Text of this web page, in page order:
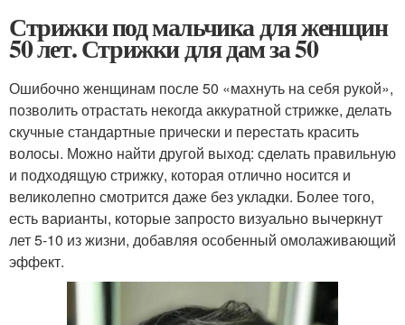
Стрижки под мальчика для женщин
50 лет. Стрижки для дам за 50
Ошибочно женщинам после 50 «махнуть на себя рукой»,
позволить отрастать некогда аккуратной стрижке, делать
скучные стандартные прически и перестать красить
волосы. Можно найти другой выход: сделать правильную
и подходящую стрижку, которая отлично носится и
великолепно смотрится даже без укладки. Более того,
есть варианты, которые запросто визуально вычеркнут
лет 5-10 из жизни, добавляя особенный омолаживающий
эффект.